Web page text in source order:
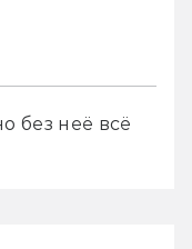
без неё всё